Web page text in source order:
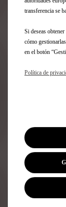
transferencia se
Si deseas
cómo
en el botón
Política de